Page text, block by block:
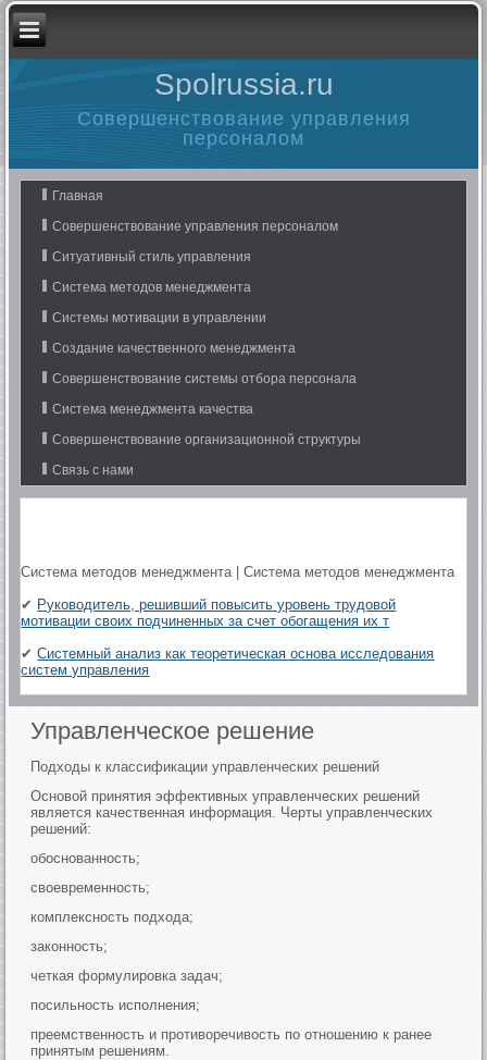
Spolrussia.ru
Совершенствование управления
персоналом
Главная
Совершенствование управления персоналом
Ситуативный стиль управления
Система методов менеджмента
Системы мотивации в управлении
Создание качественного менеджмента
Совершенствование системы отбора персонала
Система менеджмента качества
Совершенствование организационной структуры
Связь с нами
Система методов менеджмента | Система методов менеджмента
✔ Руководитель, решивший повысить уровень трудовой
мотивации своих подчиненных за счет обогащения их т
✔Системный анализ как теоретическая основа исследования
систем управления
Управленческое решение
Подходы к классификации управленческих решений
Основой принятия эффективных управленческих решений
является качественная информация. Черты управленческих
решений:
обоснованность;
своевременность;
комплексность подхода;
законность;
четкая формулировка задач;
посильность исполнения;
преемственность и противоречивость по отношению к ранее
принятым решениям.